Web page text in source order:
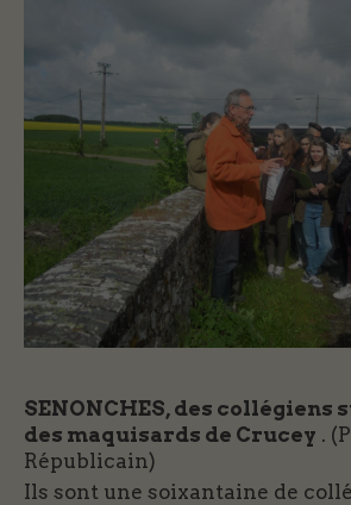
SENONCHES, des collégiens
des maquisards de Crucey .
Républicain)
Ils sont une soixantaine de